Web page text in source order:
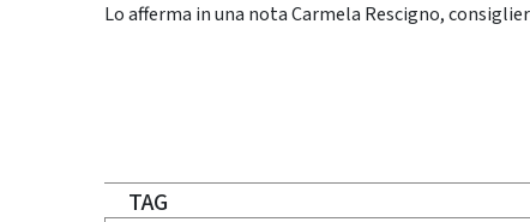
Lo afferma in una nota Carmela Rescigno,
TAG